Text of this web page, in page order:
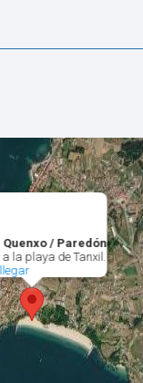
Quenxo / Paredón
a la playa de Tanxil.